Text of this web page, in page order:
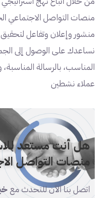
منصات التواصل الاجتماعي
منشور وإعلان وتفاعل
نساعدك على الوصول إلى
المناسب، بالرسالة
عملاء نشطين
هل أنت مستعد
منصات التواصل
اتصل بنا الآن للتحدث مع